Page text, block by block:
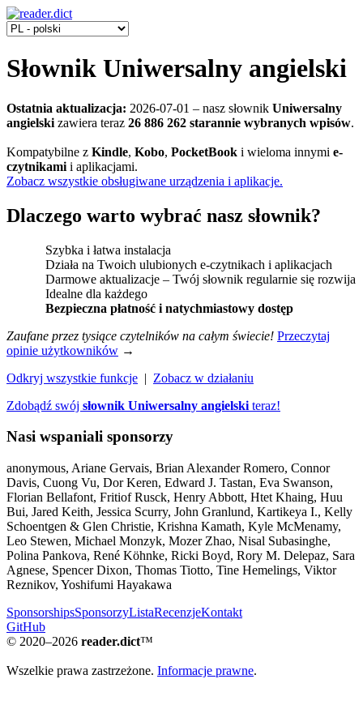
Słownik Uniwersalny angielski
Ostatnia aktualizacja: 2026-07-01 ‒ nasz słownik Uniwersalny
angielski zawiera teraz 26 886 262 starannie wybranych wpisów.
Kompatybilne z Kindle, Kobo, PocketBook i wieloma innymi e-
czytnikami i aplikacjami.
Zobacz wszystkie obsługiwane urządzenia i aplikacje.
Dlaczego warto wybrać nasz słownik?
Szybka i łatwa instalacja
Działa na Twoich ulubionych e-czytnikach i aplikacjach
Darmowe aktualizacje ‒ Twój słownik regularnie się rozwija
Idealne dla każdego
Bezpieczna płatność i natychmiastowy dostęp
Zaufane przez tysiące czytelników na całym świecie! Przeczytaj
opinie użytkowników →
Odkryj wszystkie funkcje | Zobacz w działaniu
Zdobądź swój słownik Uniwersalny angielski teraz!
Nasi wspaniali sponsorzy
anonymous, Ariane Gervais, Brian Alexander Romero, Connor
Davis, Cuong Vu, Dor Keren, Edward J. Tastan, Eva Swanson,
Florian Bellafont, Fritiof Rusck, Henry Abbott, Htet Khaing, Huu
Bui, Jared Keith, Jessica Scurry, John Granlund, Kartikeya I., Kelly
Schoentgen & Glen Christie, Krishna Kamath, Kyle McMenamy,
Leo Stewen, Michael Monzyk, Mozer Zhao, Nisal Subasinghe,
Polina Pankova, René Köhnke, Ricki Boyd, Rory M. Delepaz, Sara
Agnese, Spencer Dixon, Thomas Tiotto, Tine Hemelings, Viktor
Reznikov, Yoshifumi Hayakawa
SponsorshipsSponsorzyListaRecenzjeKontakt
GitHub
© 2020–2026 reader.dict™
Wszelkie prawa zastrzeżone. Informacje prawne.